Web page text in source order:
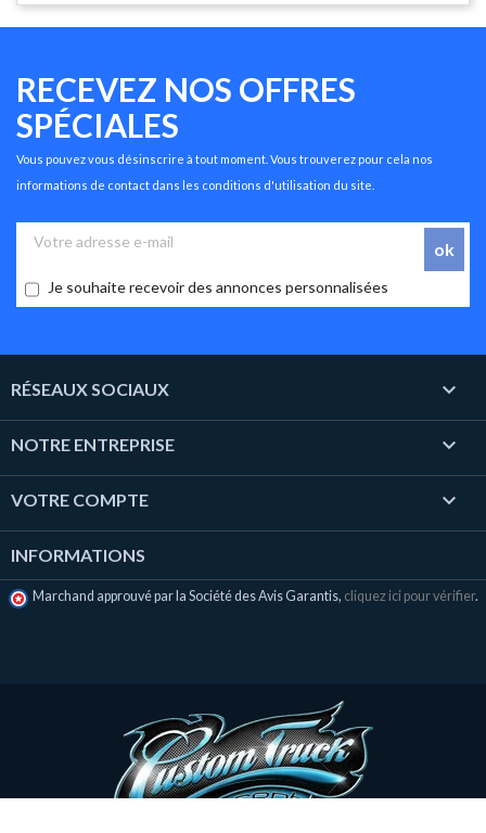
RECEVEZ NOS OFFRES
SPÉCIALES
Vous pouvez vous désinscrire à tout moment. Vous trouverez pour cela nos
informations de contact dans les conditions d'utilisation du site.
Je souhaite recevoir des annonces personnalisées
RÉSEAUX SOCIAUX 
NOTRE ENTREPRISE 
VOTRE COMPTE 
INFORMATIONS
Marchand approuvé par la Société des Avis Garantis, cliquez ici pour vérifier.